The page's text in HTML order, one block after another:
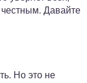
Давайте
Но это не